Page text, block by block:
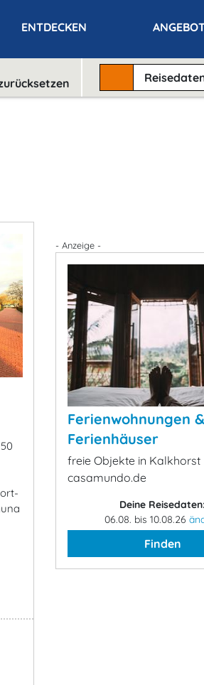
ENTDECKEN
- Anzeige -
Ferienwohnungen &
Ferienhäuser
freie Objekte in Kalkhorst
casamundo.de
Deine
06.08. bis 10.08.26
Finden